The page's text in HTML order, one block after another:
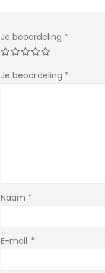
Je beoordeling *
Je beoordeling *
Naam *
E-mail *